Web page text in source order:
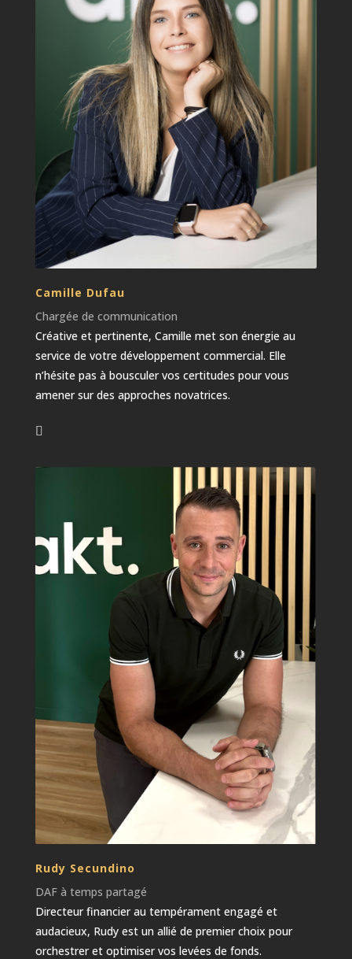
Camille Dufau
Chargée de communication
Créative et pertinente, Camille met son énergie au
service de votre développement commercial. Elle
n’hésite pas à bousculer vos certitudes pour vous
amener sur des approches novatrices.
Rudy Secundino
DAF à temps partagé
Directeur financier au tempérament engagé et
audacieux, Rudy est un allié de premier choix pour
orchestrer et optimiser vos levées de fonds.